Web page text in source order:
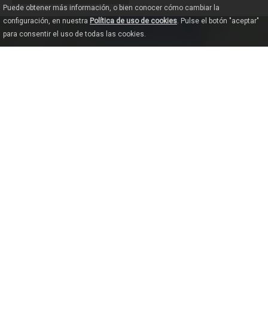
Puede obtener más información, o bien conocer cómo cambiar la
configuración, en nuestra Política de uso de cookies. Pulse el botón "aceptar"
para consentir el uso de todas las cookies.